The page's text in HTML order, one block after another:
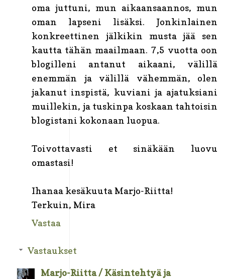
oma juttuni, mun aikaansaannos, mun
oman lapseni lisäksi. Jonkinlainen
konkreettinen jälkikin musta jää sen
kautta tähän maailmaan. 7,5 vuotta oon
blogilleni antanut aikaani, välillä
enemmän ja välillä vähemmän, olen
jakanut inspistä, kuviani ja ajatuksiani
muillekin, ja tuskinpa koskaan tahtoisin
blogistani kokonaan luopua.
Toivottavasti et sinäkään luovu
omastasi!
Ihanaa kesäkuuta Marjo-Riitta!
Terkuin, Mira
Vastaa
Vastaukset
Marjo-Riitta / Käsintehtyä ja